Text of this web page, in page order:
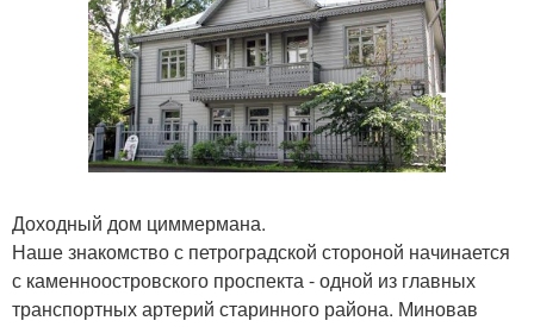
Доходный дом циммермана.
Наше знакомство с петроградской стороной начинается
с каменноостровского проспекта - одной из главных
транспортных артерий старинного района. Миновав